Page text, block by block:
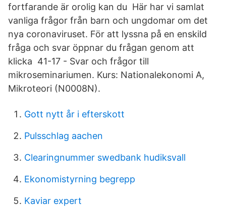
fortfarande är orolig kan du​ Här har vi samlat
vanliga frågor från barn och ungdomar om det
nya coronaviruset. För att lyssna på en enskild
fråga och svar öppnar du frågan genom att
klicka 41-17 - Svar och frågor till
mikroseminariumen. Kurs: Nationalekonomi A,
Mikroteori (N0008N).
Gott nytt år i efterskott
Pulsschlag aachen
Clearingnummer swedbank hudiksvall
Ekonomistyrning begrepp
Kaviar expert